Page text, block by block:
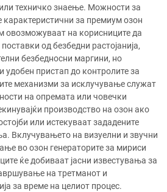
техничко знаење. Можности за
за премиум озон
овозможуваат на корисниците да
од безбедни растојанија,
безбедносни маргини, но
удобен пристап до контролите за
механизми за исклучување служат
на опремата или човечки
производство на озон ако
или истекуваат зададените
Вклучувањето на визуелни и звучни
во озон генераторите за мириси
ќе добиваат јасни известувања за
на третманот и
за време на целиот процес.